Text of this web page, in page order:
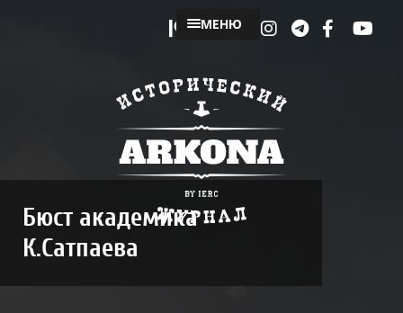
МЕНЮ
Бюст академика
К.Сатпаева